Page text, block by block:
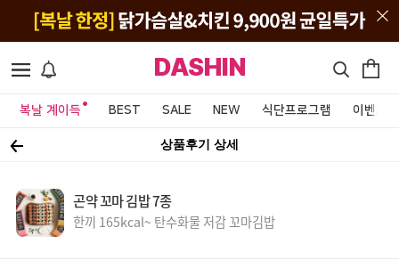
DASHIN
복날 계이득 BEST SALE NEW 식단프로그램 이벤트&
상품후기 상세
곤약 꼬마 김밥 7종
한끼 165kcal~ 탄수화물 저감 꼬마김밥